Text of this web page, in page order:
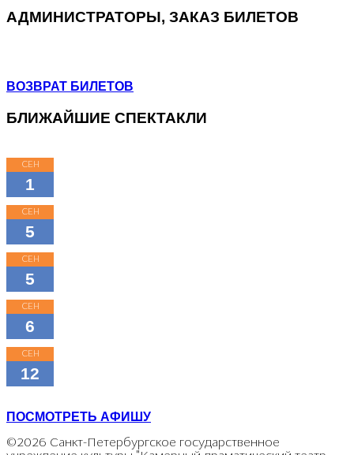
АДМИНИСТРАТОРЫ, ЗАКАЗ БИЛЕТОВ
ВОЗВРАТ БИЛЕТОВ
БЛИЖАЙШИЕ СПЕКТАКЛИ
СЕН
1
СЕН
5
СЕН
5
СЕН
6
СЕН
12
ПОСМОТРЕТЬ АФИШУ
©2026 Санкт-Петербургское государственное